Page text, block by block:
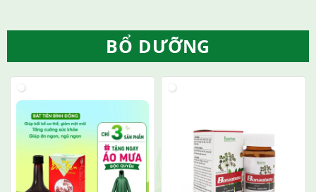
BỔ DƯỠNG